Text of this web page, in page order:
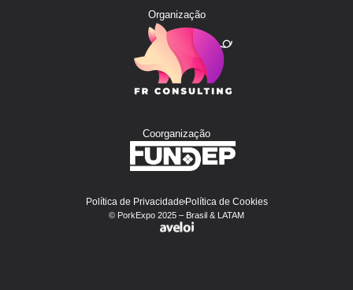
Organização
Coorganização
Política de PrivacidadePolítica de Cookies
© PorkExpo 2025 – Brasil & LATAM